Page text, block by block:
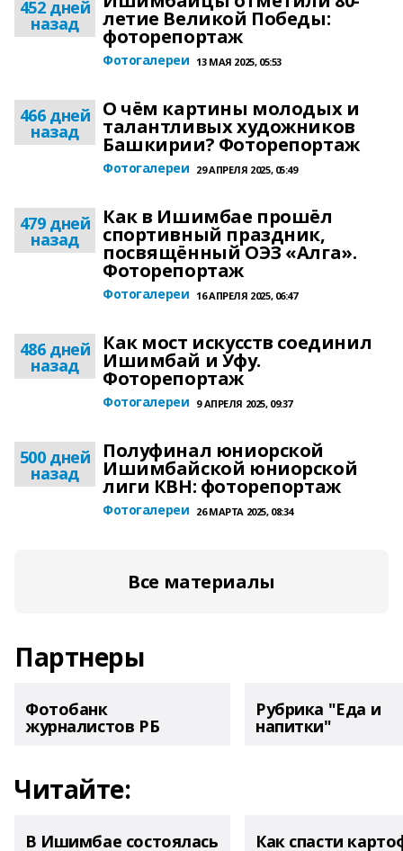
452 дней
назад летие Великой Победы:
фоторепортаж
Фотогалереи 13 МАЯ 2025, 05:53
466 дней
назад
О чём картины молодых и
талантливых художников
Башкирии? Фоторепортаж
Фотогалереи 29 АПРЕЛЯ 2025, 05:49
479 дней
назад
Как в Ишимбае прошёл
спортивный праздник,
посвящённый ОЭЗ «Алга».
Фоторепортаж
Фотогалереи 16 АПРЕЛЯ 2025, 06:47
486 дней
назад
Как мост искусств соединил
Ишимбай и Уфу.
Фоторепортаж
Фотогалереи 9 АПРЕЛЯ 2025, 09:37
500 дней
назад
Полуфинал юниорской
Ишимбайской юниорской
лиги КВН: фоторепортаж
Фотогалереи 26 МАРТА 2025, 08:34
Все материалы
Партнеры
Фотобанк
журналистов РБ
Рубрика "Еда и
напитки"
Читайте:
В Ишимбае состоялась Как спасти